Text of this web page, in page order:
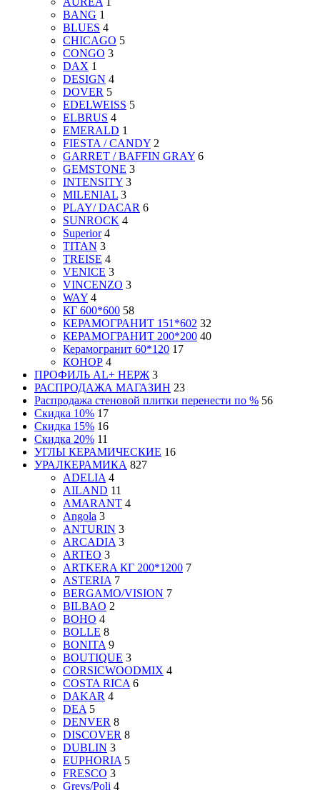
BANG 1
BLUES 4
CHICAGO 5
CONGO 3
DAX 1
DESIGN 4
DOVER 5
EDELWEISS 5
ELBRUS 4
EMERALD 1
FIESTA / CANDY 2
GARRET / BAFFIN GRAY 6
GEMSTONE 3
INTENSITY 3
MILENIAL 3
PLAY/ DACAR 6
SUNROCK 4
Superior 4
TITAN 3
TREISE 4
VENICE 3
VINCENZO 3
WAY 4
КГ 600*600 58
КЕРАМОГРАНИТ 151*602 32
КЕРАМОГРАНИТ 200*200 40
Керамогранит 60*120 17
КОНОР 4
ПРОФИЛЬ AL+ НЕРЖ 3
РАСПРОДАЖА МАГАЗИН 23
Распродажа стеновой плитки перенести по % 56
Скидка 10% 17
Скидка 15% 16
Скидка 20% 11
УГЛЫ КЕРАМИЧЕСКИЕ 16
УРАЛКЕРАМИКА 827
ADELIA 4
AILAND 11
AMARANT 4
Angola 3
ANTURIN 3
ARCADIA 3
ARTEO 3
ARTKERA КГ 200*1200 7
ASTERIA 7
BERGAMO/VISION 7
BILBAO 2
BOHO 4
BOLLE 8
BONITA 9
BOUTIQUE 3
CORSICWOODMIX 4
COSTA RICA 6
DAKAR 4
DEA 5
DENVER 8
DISCOVER 8
DUBLIN 3
EUPHORIA 5
FRESCO 3
Greys/Poli 4